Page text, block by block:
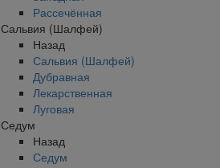
Рассечённая
Сальвия (Шалфей)
Назад
Сальвия (Шалфей)
Дубравная
Лекарственная
Луговая
Седум
Назад
Седум